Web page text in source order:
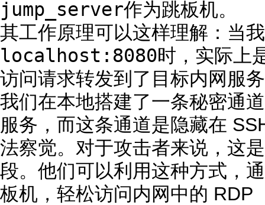
jump_server作为跳板机。
其工作原理可以这样理解：当
localhost:8080时，实际上
访问请求转发到了目标内网服
我们在本地搭建了一条秘密通
服务，而这条通道是隐藏在
法察觉。对于攻击者来说，这
段。他们可以利用这种方式，
板机，轻松访问内网中的 RDP